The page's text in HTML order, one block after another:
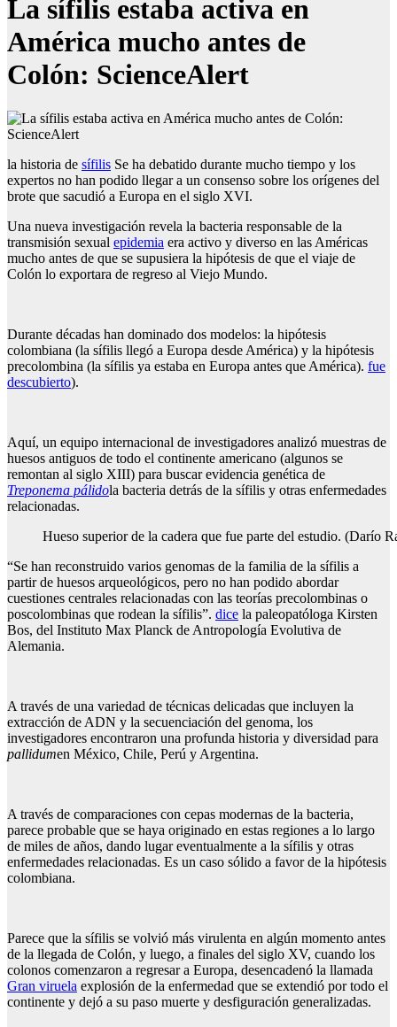
La sífilis estaba activa en
América mucho antes de
Colón: ScienceAlert
la historia de sífilis Se ha debatido durante mucho tiempo y los
expertos no han podido llegar a un consenso sobre los orígenes del
brote que sacudió a Europa en el siglo XVI.
Una nueva investigación revela la bacteria responsable de la
transmisión sexual epidemia era activo y diverso en las Américas
mucho antes de que se supusiera la hipótesis de que el viaje de
Colón lo exportara de regreso al Viejo Mundo.
Durante décadas han dominado dos modelos: la hipótesis
colombiana (la sífilis llegó a Europa desde América) y la hipótesis
precolombina (la sífilis ya estaba en Europa antes que América). fue
descubierto).
Aquí, un equipo internacional de investigadores analizó muestras de
huesos antiguos de todo el continente americano (algunos se
remontan al siglo XIII) para buscar evidencia genética de
Treponema pálidola bacteria detrás de la sífilis y otras enfermedades
relacionadas.
Hueso superior de la cadera que fue parte del estudio. (Darío
“Se han reconstruido varios genomas de la familia de la sífilis a
partir de huesos arqueológicos, pero no han podido abordar
cuestiones centrales relacionadas con las teorías precolombinas o
poscolombinas que rodean la sífilis”. dice la paleopatóloga Kirsten
Bos, del Instituto Max Planck de Antropología Evolutiva de
Alemania.
A través de una variedad de técnicas delicadas que incluyen la
extracción de ADN y la secuenciación del genoma, los
investigadores encontraron una profunda historia y diversidad para
pallidumen México, Chile, Perú y Argentina.
A través de comparaciones con cepas modernas de la bacteria,
parece probable que se haya originado en estas regiones a lo largo
de miles de años, dando lugar eventualmente a la sífilis y otras
enfermedades relacionadas. Es un caso sólido a favor de la hipótesis
colombiana.
Parece que la sífilis se volvió más virulenta en algún momento antes
de la llegada de Colón, y luego, a finales del siglo XV, cuando los
colonos comenzaron a regresar a Europa, desencadenó la llamada
Gran viruela explosión de la enfermedad que se extendió por todo el
continente y dejó a su paso muerte y desfiguración generalizadas.